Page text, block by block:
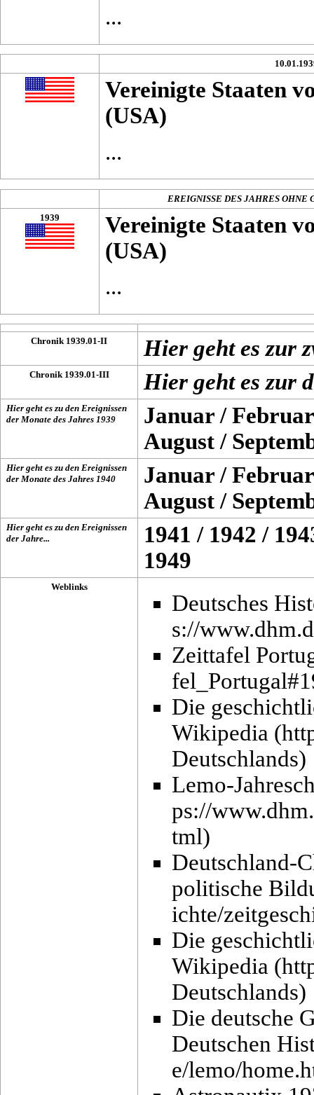
...
Vereinigte Staaten
(USA)
...
EREIGNISSE DES JAHRES OHNE
1939
Vereinigte Staaten
(USA)
...
Chronik 1939.01-II Hier geht es zur
Chronik 1939.01-III Hier geht es zur
Hier geht es zu den Ereignissen
der Monate des Jahres 1939 Januar /Februar
August /
Hier geht es zu den Ereignissen
der Monate des Jahres 1940 Januar /Februar
August /
Hier geht es zu den Ereignissen
der Jahre...
1941 / 1942 /
1949
Weblinks
Deutsches
Zeittafel
Die
Wikipedia
Lemo-
Deutschland-
politische
Die
Wikipedia
Die deutsche
Deutschen